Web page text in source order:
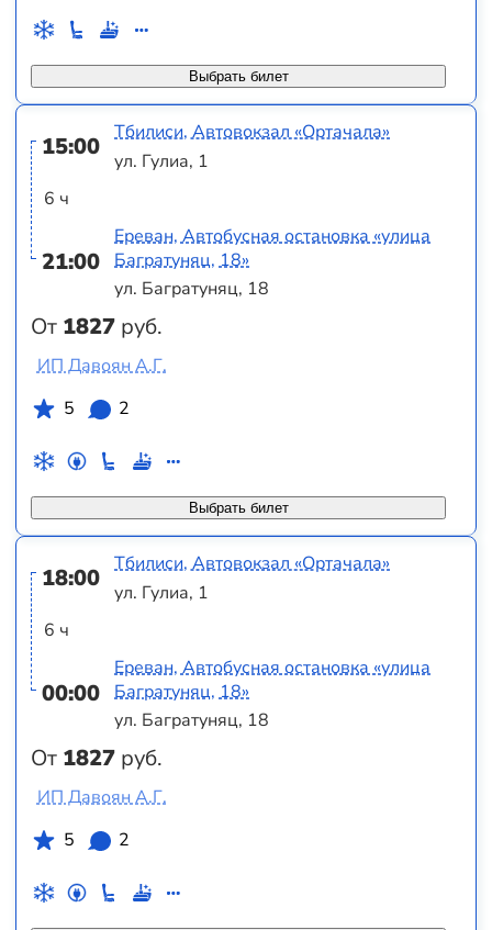
Выбрать билет
15:00
6 ч
21:00
От 1827 руб.
Тбилиси, Автовокзал «Ортачала»
ул. Гулиа, 1
Ереван, Автобусная остановка «улица
Багратуняц, 18»
ул. Багратуняц, 18
Выбрать билет
ИП Давоян А.Г.
5
2
18:00
6 ч
00:00
От 1827 руб.
Тбилиси, Автовокзал «Ортачала»
ул. Гулиа, 1
Ереван, Автобусная остановка «улица
Багратуняц, 18»
ул. Багратуняц, 18
ИП Давоян А.Г.
5
2